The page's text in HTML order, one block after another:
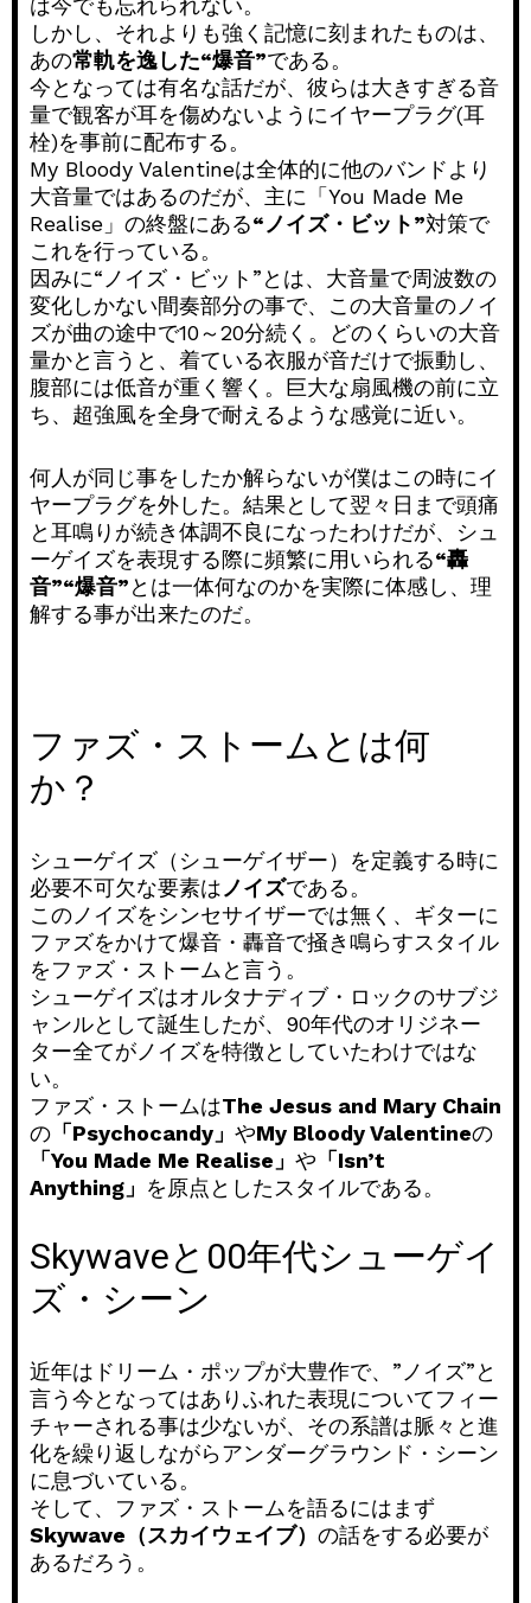
は今でも忘れられない。
しかし、それよりも強く記憶に刻まれたものは、
あの常軌を逸した“爆音”である。
今となっては有名な話だが、彼らは大きすぎる音
量で観客が耳を傷めないようにイヤープラグ(耳
栓)を事前に配布する。
My Bloody Valentineは全体的に他のバンドより
大音量ではあるのだが、主に「You Made Me
Realise」の終盤にある“ノイズ・ビット”対策で
これを行っている。
因みに“ノイズ・ビット”とは、大音量で周波数の
変化しかない間奏部分の事で、この大音量のノイ
ズが曲の途中で10～20分続く。どのくらいの大音
量かと言うと、着ている衣服が音だけで振動し、
腹部には低音が重く響く。巨大な扇風機の前に立
ち、超強風を全身で耐えるような感覚に近い。
何人が同じ事をしたか解らないが僕はこの時にイ
ヤープラグを外した。結果として翌々日まで頭痛
と耳鳴りが続き体調不良になったわけだが、シュ
ーゲイズを表現する際に頻繁に用いられる“轟
音”“爆音”とは一体何なのかを実際に体感し、理
解する事が出来たのだ。
ファズ・ストームとは何
か？
シューゲイズ（シューゲイザー）を定義する時に
必要不可欠な要素はノイズである。
このノイズをシンセサイザーでは無く、ギターに
ファズをかけて爆音・轟音で掻き鳴らすスタイル
をファズ・ストームと言う。
シューゲイズはオルタナディブ・ロックのサブジ
ャンルとして誕生したが、90年代のオリジネー
ター全てがノイズを特徴としていたわけではな
い。
ファズ・ストームはThe Jesus and Mary Chain
の 「Psychocandy」 やMy Bloody Valentineの
「You Made Me Realise」 や 「Isn’t
Anything」 を原点としたスタイルである。
Skywaveと00年代シューゲイ
ズ・シーン
近年はドリーム・ポップが大豊作で、”ノイズ”と
言う今となってはありふれた表現についてフィー
チャーされる事は少ないが、その系譜は脈々と進
化を繰り返しながらアンダーグラウンド・シーン
に息づいている。
そして、ファズ・ストームを語るにはまず
Skywave（スカイウェイブ） の話をする必要が
あるだろう。